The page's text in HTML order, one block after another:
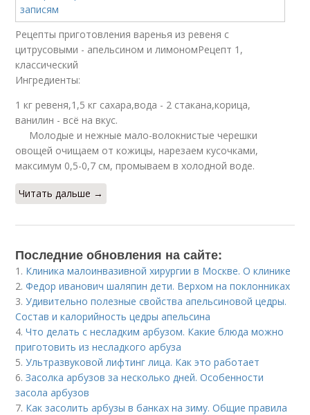
Рецепты приготовления варенья из ревеня с
цитрусовыми - апельсином и лимономРецепт 1,
классический
Ингредиенты:
1 кг ревеня,1,5 кг сахара,вода - 2 стакана,корица,
ванилин - всё на вкус.
Молодые и нежные мало-волокнистые черешки
овощей очищаем от кожицы, нарезаем кусочками,
максимум 0,5-0,7 см, промываем в холодной воде.
Читать дальше →
Последние обновления на сайте:
1. Клиника малоинвазивной хирургии в Москве. О клинике
2.Федор иванович шаляпин дети. Верхом на поклонниках
3.Удивительно полезные свойства апельсиновой цедры.
Состав и калорийность цедры апельсина
4.Что делать с несладким арбузом. Какие блюда можно
приготовить из несладкого арбуза
5.Ультразвуковой лифтинг лица. Как это работает
6.Засолка арбузов за несколько дней. Особенности
засола арбузов
7. Как засолить арбузы в банках на зиму. Общие правила